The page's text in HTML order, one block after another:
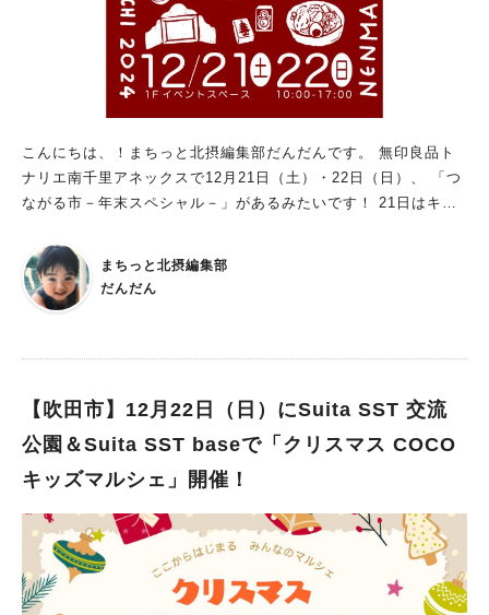
こんにちは、！まちっと北摂編集部だんだんです。 無印良品ト
ナリエ南千里アネックスで12月21日（土）・22日（日）、 「つ
ながる市－年末スペシャル－」があるみたいです！ 21日はキッ
のつながる市は年末スペシャルとして、 ホリデーシーズンを楽
しむマルシェになっているとのこと。 21日（土）は無印良品入
口前に「56kitchen」の米粉クレープ、「キッチン きゃんtoこ
琲や焼き菓子などが並びます。 「しめ飾りをつくろう」（12/22
7歳以上対象、予約はDMより）、 オリジナルハンコワークショ
ップ「あなたの文字でお名前ハンコ彫ります」（12/22 午前10時
プが開催。 「ジョニイの紙芝居」も登場し、日本昔話を題材に
した紙芝居を 無料で楽しめるそうです！（12/22 ①午前11時
～、②午後2時～、③午後3時～／各回約20分・投げ銭制） その
ほか、「お菓子のおうちヘクセンハウスをつくるワークショッ
まちっと北摂編集部
だんだん
【吹田市】12月22日（日）にSuita SST 交流
公園＆Suita SST baseで「クリスマス COCO
キッズマルシェ」開催！